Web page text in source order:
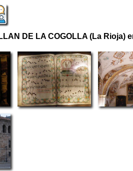
DE LA COGOLLA (La Rioja)